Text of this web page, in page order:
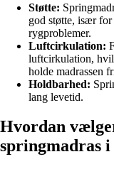
Støtte:
god støtte, især for
rygproblemer.
Luftcirkulation:
luftcirkulation,
holde madrassen
Holdbarhed:
lang levetid.
Hvordan
springmadras i